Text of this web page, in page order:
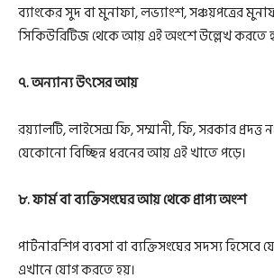
ব্যাংকের সুদ বা মুনাফা, লভ্যাংশ, সঞ্চয়পত্রের
সিকিউরিটিজ থেকে আয় এই অংশে উল্লেখ করতে
৭. অন্যান্য উৎসের আয়
রয়্যালটি, লাইসেন্স ফি, সম্মানী, ফি, সরকার প্রদত্ত
যেকোনো বিচ্ছিন্ন ধরনের আয় এই খাতে পড়ে।
৮. ফার্ম বা ব্যক্তিসংঘের আয় থেকে প্রাপ্য অংশ
পার্টনারশিপ ব্যবসা বা ব্যক্তিসংঘের সদস্য হিসেবে
এখানে যোগ করতে হয়।